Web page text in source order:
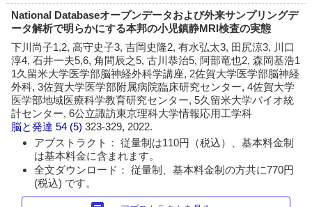
National Databaseオープンデータおよび外来サンプリングデ
ータ解析で明らかにする本邦の小児鎮静MRI検査の実態
下川尚子1,2, 高守史子3, 吉岡史隆2, 有水弘太3, 田尻涼3, 川口
淳4, 石井一夫5,6, 角間辰之5, 古川恭治5, 阿部竜也2, 森岡基浩1
1久留米大学医学部脳神経外科学講座, 2佐賀大学医学部脳神経
外科, 3佐賀大学医学部附属病院臨床研究センター, 4佐賀大学
医学部地域医療科学教育研究センター, 5久留米大学バイオ統
計センター, 6公立諏訪東京理科大学情報応用工学科
脳と発達 54 (5)323-329, 2022.
アブストラクト： 従量制は110円（税込）、基本料金制
は基本料金に含まれます。
全文ダウンロード： 従量制、基本料金制の方共に770円
(税込) です。